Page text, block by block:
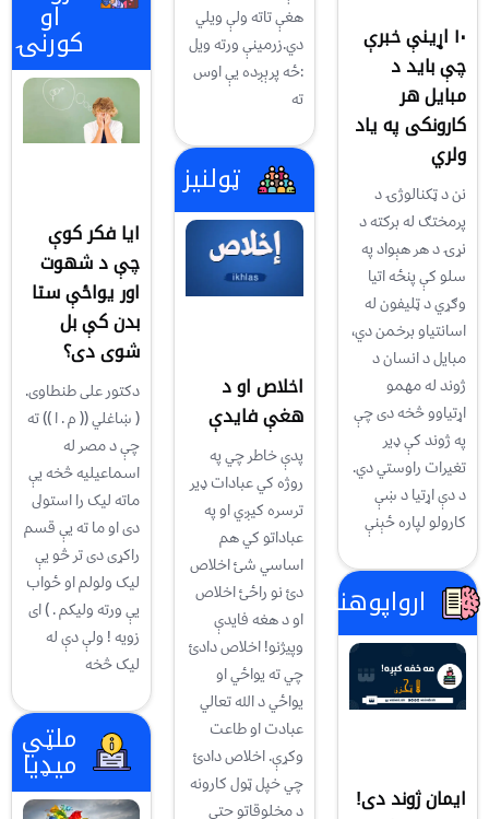
۱۰ اړینې خبرې
چې باید د
مبایل هر
کارونکی په یاد
ولري
نن د ټکنالوژۍ د
پرمختګ له برکته د
نړۍ د هر هېواد په
سلو کې پنځه اتیا
وګړي د ټلیفون له
اسانتیاو برخمن دي،
مبایل د انسان د
ژوند له مهمو
اړتیاوو څخه دی چې
په ژوند کې ډير
تغیرات راوستي دي.
د دې اړتیا د ښې
کارولو لپاره ځېنې
ارواپوهنه
ایمان ژوند دی!
هغې تاته ولې ویلي
دي.زرمینې ورته ویل
:ځه پرېږده یې اوس
ته
ټولنیز
اخلاص او د
هغې فایدې
پدې خاطر چي په
روژه کي عبادات ډیر
ترسره کیږي او په
عباداتو کي هم
اساسي شئ اخلاص
دئ نو راځئ اخلاص
او د هغه فایدې
وپیژنو! اخلاص دادئ
چي ته يواځي او
يواځي د الله تعالي
عبادت او طاعت
وکړې. اخلاص دادئ
چي خپل ټول کارونه
د مخلوقاتو حتی
او
کورنۍ
ایا فکر کوې
چې د شهوت
اور يواځې ستا
بدن کې بل
شوی دی؟
دکتور علی طنطاوی.
( ښاغلي (( م . ا )) ته
چې د مصر له
اسماعيليه څخه يې
ماته ليک را استولى
دى او ما ته يې قسم
راکړى دى تر څو يې
ليک ولولم او ځواب
يې ورته وليکم . ) اى
زويه ! ولې دې له
ليک څخه
ملټي
میډیا